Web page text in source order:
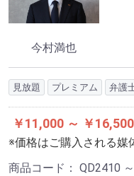
今村満也
見放題 プレミアム 弁護
￥11,000 ～ ￥16,500
※価格はご購入される媒
商品コード： QD2410